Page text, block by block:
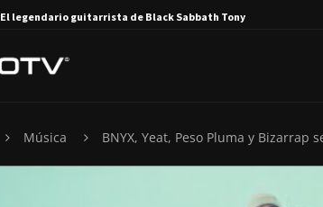
El legendario guitarrista de Black Sabbath Tony Iommi...
Música BNYX, Yeat, Peso Pluma y Bizarrap